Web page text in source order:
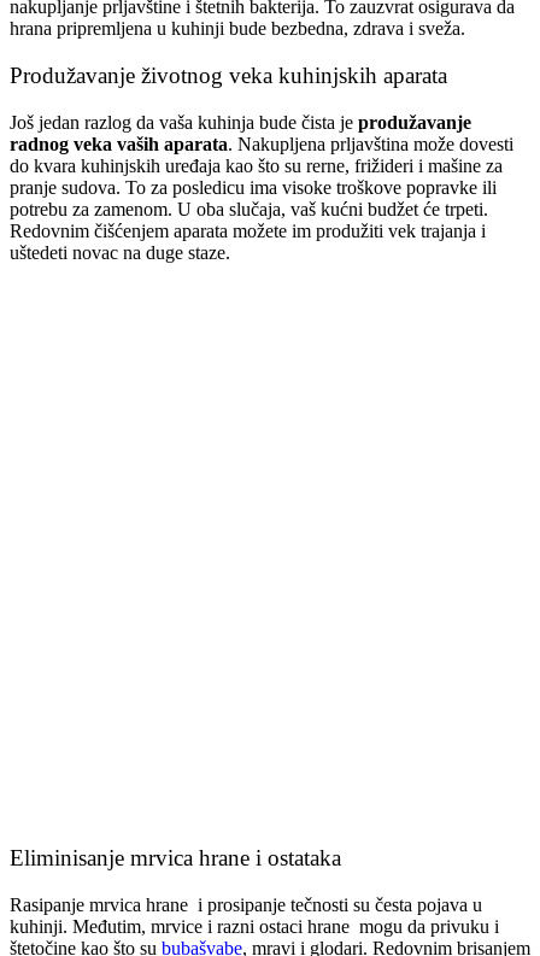
nakupljanje prljavštine i štetnih bakterija. To zauzvrat osigurava da
hrana pripremljena u kuhinji bude bezbedna, zdrava i sveža.
Produžavanje životnog veka kuhinjskih aparata
Još jedan razlog da vaša kuhinja bude čista je produžavanje
radnog veka vaših aparata. Nakupljena prljavština može dovesti
do kvara kuhinjskih uređaja kao što su rerne, frižideri i mašine za
pranje sudova. To za posledicu ima visoke troškove popravke ili
potrebu za zamenom. U oba slučaja, vaš kućni budžet će trpeti.
Redovnim čišćenjem aparata možete im produžiti vek trajanja i
uštedeti novac na duge staze.
Eliminisanje mrvica hrane i ostataka
Rasipanje mrvica hrane i prosipanje tečnosti su česta pojava u
kuhinji. Međutim, mrvice i razni ostaci hrane mogu da privuku i
štetočine kao što su bubašvabe, mravi i glodari. Redovnim brisanjem